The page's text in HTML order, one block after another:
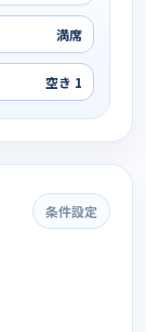
満席
空き 1
条件設定